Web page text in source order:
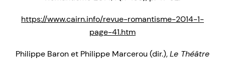
https://www.cairn.info/revue-romantisme-2014-1-
page-41.htm
Philippe Baron et Philippe Marcerou (dir.),Le Théâtre